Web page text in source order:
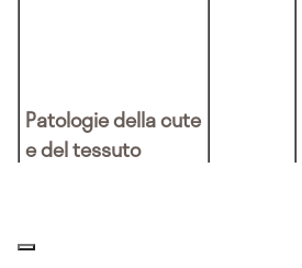
Patologie della cute
e del tessuto